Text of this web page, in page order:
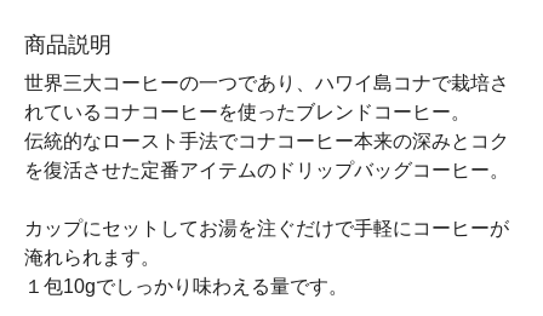
商品説明
世界三大コーヒーの一つであり、ハワイ島コナで栽培さ
れているコナコーヒーを使ったブレンドコーヒー。
伝統的なロースト手法でコナコーヒー本来の深みとコク
を復活させた定番アイテムのドリップバッグコーヒー。
カップにセットしてお湯を注ぐだけで手軽にコーヒーが
淹れられます。
１包10gでしっかり味わえる量です。